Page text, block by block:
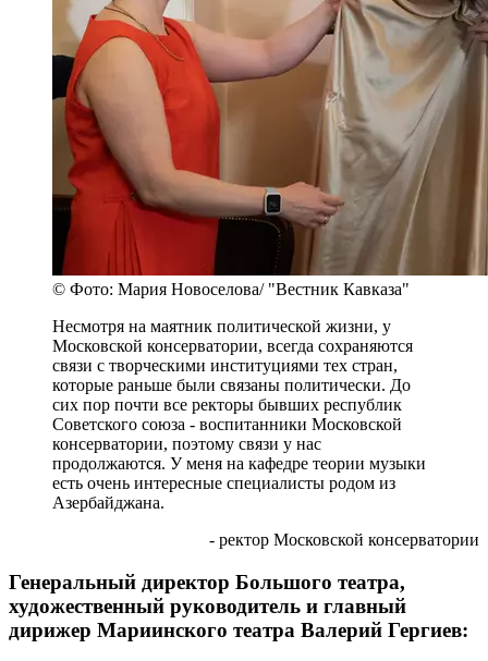
© Фото: Мария Новоселова/ "Вестник Кавказа"
Несмотря на маятник политической жизни, у
Московской консерватории, всегда сохраняются
связи с творческими институциями тех стран,
которые раньше были связаны политически. До
сих пор почти все ректоры бывших республик
Советского союза - воспитанники Московской
консерватории, поэтому связи у нас
продолжаются. У меня на кафедре теории музыки
есть очень интересные специалисты родом из
Азербайджана.
- ректор Московской консерватории
Генеральный директор Большого театра,
художественный руководитель и главный
дирижер Мариинского театра Валерий Гергиев: